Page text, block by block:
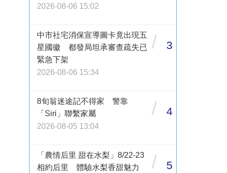
2026-08-06 15:02
中市社宅消保宣導圖卡竟出現五
星國徽 都發局坦承審查疏失已
緊急下架
2026-08-06 15:34
/ 3
8旬翁迷途記不得家 警靠
「Siri」聯繫家屬
2026-08-05 13:04
/ 4
「農情后里 甜在水梨」8/22-23
相約后里 體驗水梨香甜魅力
/ 5